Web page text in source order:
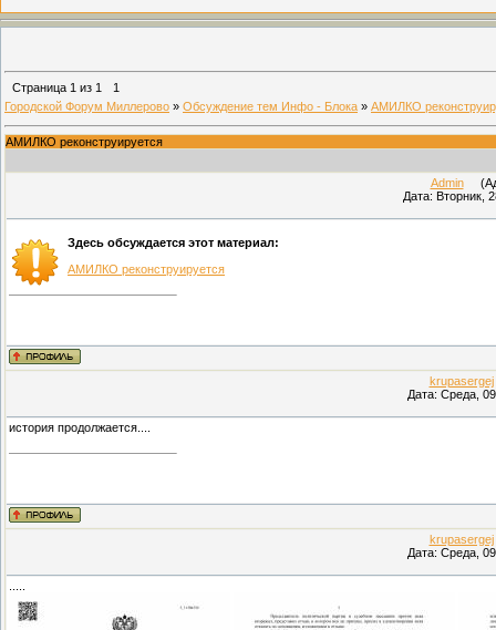
Страница 1 из 1
1
Городской Форум Миллерово » Обсуждение тем Инфо - Блока » АМИЛКО
АМИЛКО реконструируется
Admin
Дата: Вторник,
Здесь обсуждается этот материал:
АМИЛКО реконструируется
krupasergej
Дата: Среда,
история продолжается....
krupasergej
Дата: Среда,